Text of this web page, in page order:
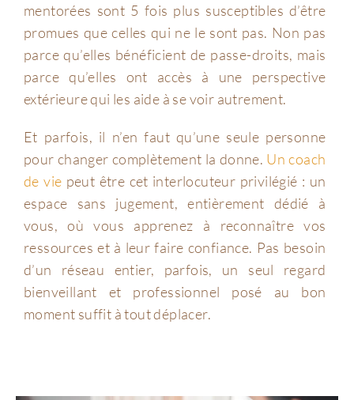
mentorées sont 5 fois plus susceptibles d’être
promues que celles qui ne le sont pas. Non pas
parce qu’elles bénéficient de passe-droits, mais
parce qu’elles ont accès à une perspective
extérieure qui les aide à se voir autrement.
Et parfois, il n’en faut qu’une seule personne
pour changer complètement la donne. Un coach
de vie peut être cet interlocuteur privilégié : un
espace sans jugement, entièrement dédié à
vous, où vous apprenez à reconnaître vos
ressources et à leur faire confiance. Pas besoin
d’un réseau entier, parfois, un seul regard
bienveillant et professionnel posé au bon
moment suffit à tout déplacer.